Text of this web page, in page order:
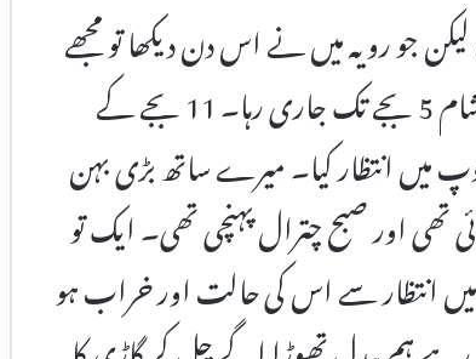
جو رویہ میں نے اس دن دیکھا تو مجھے
بہت افسوس ہوا۔یہ احتجاج صبح 7 بجے سے شام 5 بجے تک جاری رہا۔ 11 بجے کے
تک ہم کڑی دھوپ میں انتظار کیا۔ میرے ساتھ بڑی بہن
تھی اور صبح چترال پہنچی تھی۔ ایک تو
انتظار سے اس کی حالت اور خراب ہو